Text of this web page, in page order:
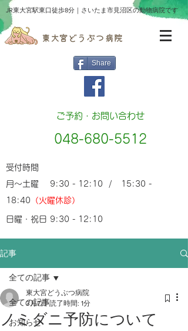
​JR東大宮駅東口徒歩8分｜さいたま市見沼区の動物病院です
Share
ご予約・お問い合わせ
048-680-5512
受付時間
月～土曜 9:30 - 12:10 / 15:30 -
18:40 （火曜休診）
日曜・祝日 9:30 - 12:10
記事
全ての記事
お知らせ
全ての記事
ノミダニ予防について
東大宮どうぶつ病院
3月7日 読了時間: 1分